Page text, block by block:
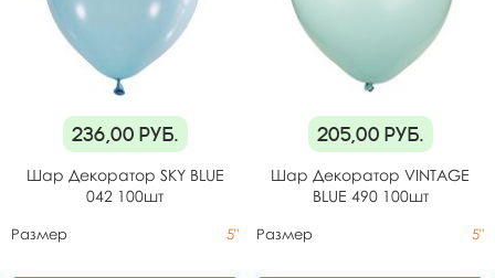
236,00 руб.
Шар Декоратор SKY BLUE
042 100шт
Размер 5"
205,00 руб.
Шар Декоратор VINTAGE
BLUE 490 100шт
Размер 5"